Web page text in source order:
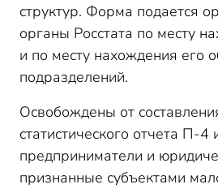
структур. Форма подается
органы Росстата по месту
и по месту нахождения его
подразделений.
Освобождены от
статистического отчета П-
предприниматели и
признанные субъектами